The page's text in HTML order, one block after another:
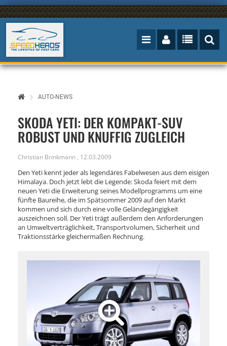
AUTO-NEWS
SKODA YETI: DER KOMPAKT-SUV
ROBUST UND KNUFFIG ZUGLEICH
Christian Brinkmann , 12.03.2009
Den Yeti kennt jeder als legendäres Fabelwesen aus dem eisigen
Himalaya. Doch jetzt lebt die Legende: Skoda feiert mit dem
neuen Yeti die Erweiterung seines Modellprogramms um eine
fünfte Baureihe, die im Spätsommer 2009 auf den Markt
kommen und sich durch eine volle Geländegängigkeit
auszeichnen soll. Der Yeti trägt außerdem den Anforderungen
an Umweltverträglichkeit, Transportvolumen, Sicherheit und
Traktionsstärke gleichermaßen Rechnung.